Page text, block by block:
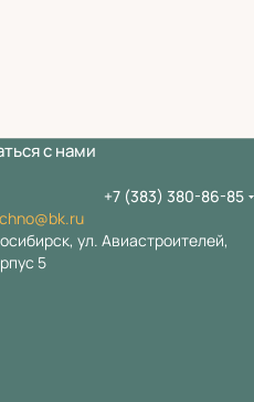
с нами
+7 (383) 380-86-85
ул. Авиастроителей,
5